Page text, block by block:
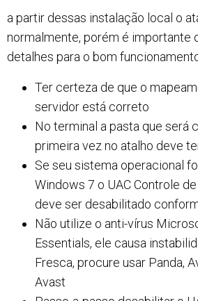
a partir dessas instalação local o
normalmente, porém é importante
detalhes para o bom
Ter certeza de que o
servidor está correto
No terminal a pasta que será
primeira vez no atalho deve
Se seu sistema operacional
Windows 7 o UAC Controle
deve ser desabilitado
Não utilize o anti-vírus
Essentials, ele causa
Fresca, procure usar Panda,
Avast